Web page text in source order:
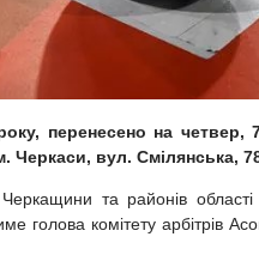
перенесено на четвер,
вул. Смілянська,
Черкащини та районів
комітету арбітрів